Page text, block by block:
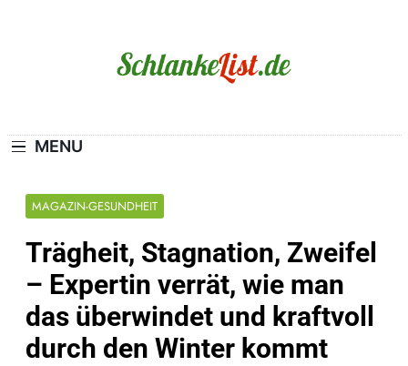
MENU
MAGAZIN-GESUNDHEIT
Trägheit, Stagnation, Zweifel
– Expertin verrät, wie man
das überwindet und kraftvoll
durch den Winter kommt